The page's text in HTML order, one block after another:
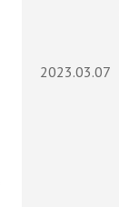
2023.03.07